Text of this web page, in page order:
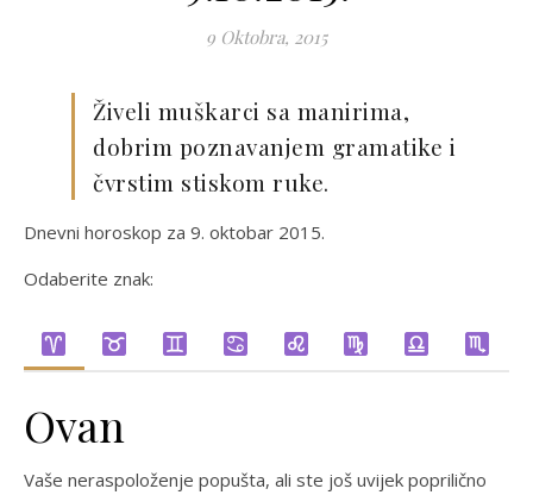
9 Oktobra, 2015
Živeli muškarci sa manirima,
dobrim poznavanjem gramatike i
čvrstim stiskom ruke.
Dnevni horoskop za 9. oktobar 2015.
Odaberite znak:
Ovan
Vaše neraspoloženje popušta, ali ste još uvijek poprilično